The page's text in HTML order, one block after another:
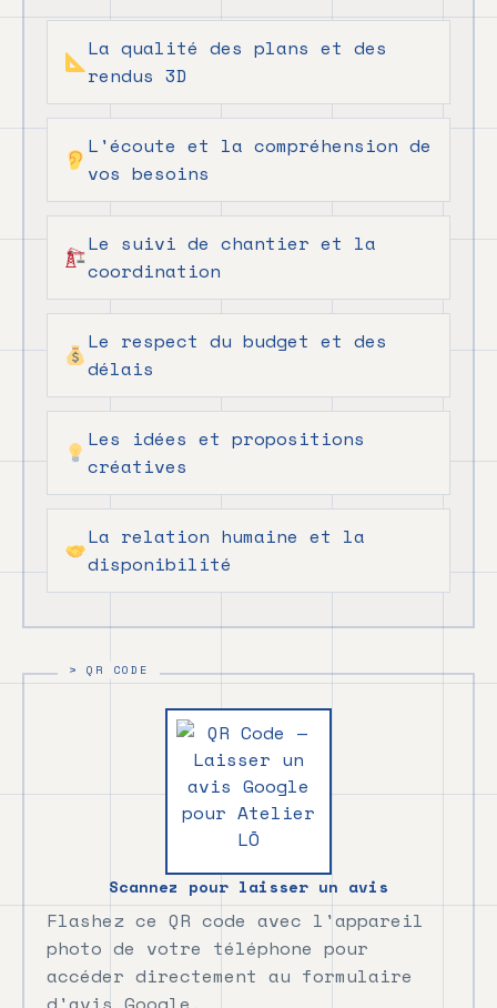
La qualité des plans et des
rendus 3D
L'écoute et la compréhension de
vos besoins
Le suivi de chantier et la
coordination
Le respect du budget et des
délais
Les idées et propositions
créatives
La relation humaine et la
disponibilité
Scannez pour laisser un avis
Flashez ce QR code avec l'appareil
photo de votre téléphone pour
accéder directement au formulaire